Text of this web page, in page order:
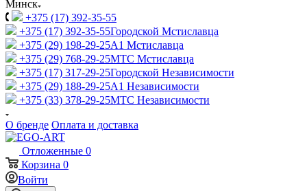
Минск
+375 (17) 392-35-55
+375 (17) 392-35-55Городской Мстиславца
+375 (29) 198-29-25A1 Мстиславца
+375 (29) 768-29-25МТС Мстиславца
+375 (17) 317-29-25Городской Независимости
+375 (29) 188-29-25A1 Независимости
+375 (33) 378-29-25МТС Независимости
О бренде Оплата и доставка
Отложенные 0
Корзина 0
Войти